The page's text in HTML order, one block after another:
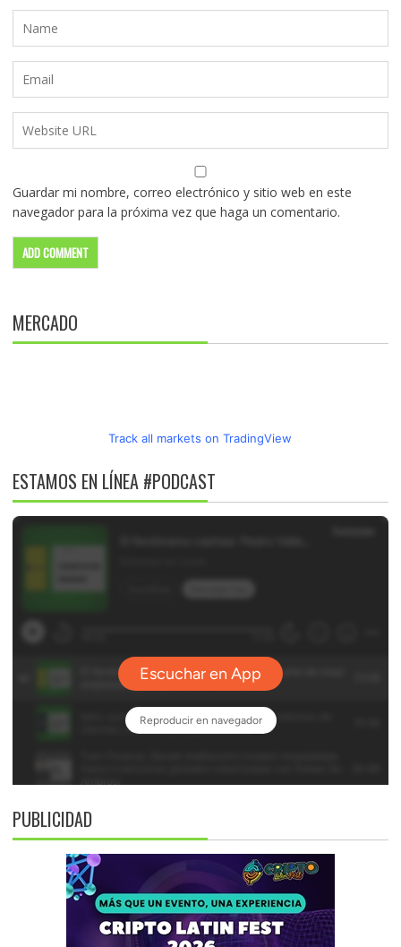
Guardar mi nombre, correo electrónico y sitio web en este
navegador para la próxima vez que haga un comentario.
MERCADO
Track all markets on TradingView
ESTAMOS EN LÍNEA #PODCAST
PUBLICIDAD